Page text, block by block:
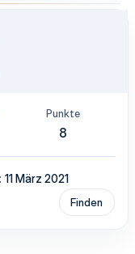
Punkte
8
11 März 2021
Finden